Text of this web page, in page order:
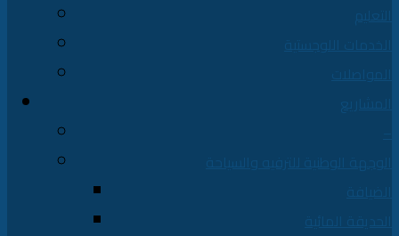
التعليم
الخدمات اللوجستية
المواصلات
المشاريع
–
الوجهة الوطنية للترفيه والسياحة
الضيافة
الحديقة المائية